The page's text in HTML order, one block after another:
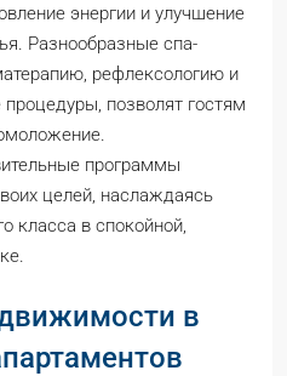
энергии и улучшение
Разнообразные спа-
рефлексологию и
позволят гостям
программы
целей, наслаждаясь
класса в спокойной,
в